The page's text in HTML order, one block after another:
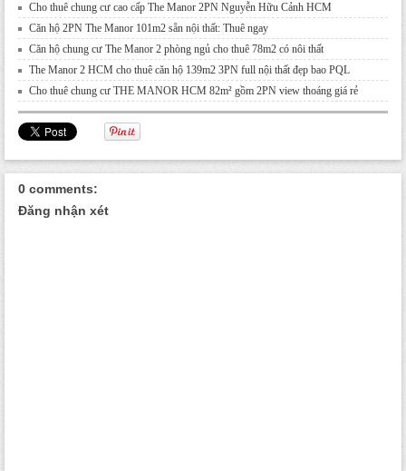
Cho thuê chung cư cao cấp The Manor 2PN Nguyễn Hữu Cảnh HCM
Căn hộ 2PN The Manor 101m2 sẵn nội thất: Thuê ngay
Căn hộ chung cư The Manor 2 phòng ngủ cho thuê 78m2 có nôi thất
The Manor 2 HCM cho thuê căn hộ 139m2 3PN full nội thất đẹp bao PQL
Cho thuê chung cư THE MANOR HCM 82m² gồm 2PN view thoáng giá rẻ
0 comments:
Đăng nhận xét